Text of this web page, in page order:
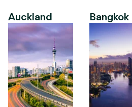
Auckland Bangkok